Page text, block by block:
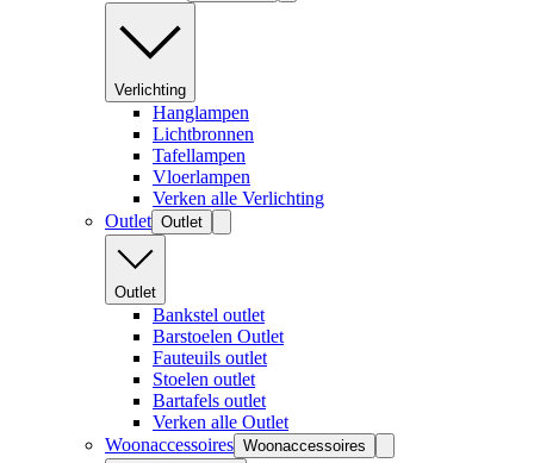
Verlichting
Hanglampen
Lichtbronnen
Tafellampen
Vloerlampen
Verken alle Verlichting
Outlet Outlet
Outlet
Bankstel outlet
Barstoelen Outlet
Fauteuils outlet
Stoelen outlet
Bartafels outlet
Verken alle Outlet
Woonaccessoires Woonaccessoires